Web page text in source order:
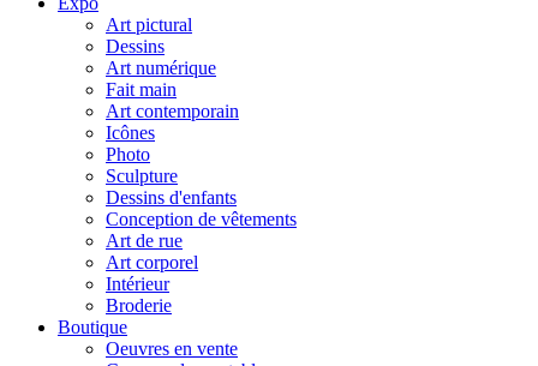
Art pictural
Dessins
Art numérique
Fait main
Art contemporain
Icônes
Photo
Sculpture
Dessins d'enfants
Conception de vêtements
Art de rue
Art corporel
Intérieur
Broderie
Boutique
Oeuvres en vente